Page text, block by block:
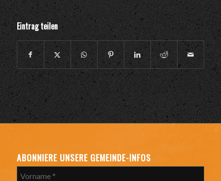
Eintrag teilen
ABONNIERE UNSERE GEMEINDE-INFOS